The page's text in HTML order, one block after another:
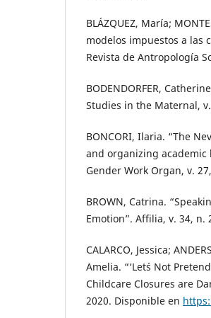
BLÁZQUEZ, María;
modelos impuestos a las
Revista de Antropología
BODENDORFER,
Studies in the Maternal,
BONCORI, Ilaria. “The
and organizing
Gender Work Organ, v.
BROWN, Catrina.
Emotion”. Affilia, v. 34, n.
CALARCO, Jessica;
Amelia. “‘Let´s Not
Childcare Closures are
2020. Disponible en